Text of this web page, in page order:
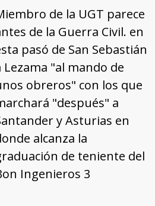
de la UGT parece
de la Guerra Civil. en
pasó de San Sebastián
Lezama "al mando de
obreros" con los que
"después" a
y Asturias en
alcanza la
de teniente del
Ingenieros 3